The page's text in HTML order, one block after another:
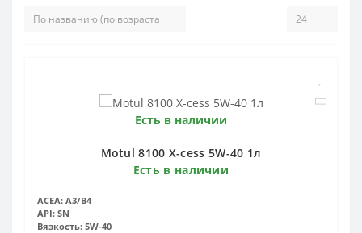
Есть в наличии
Motul 8100 X-cess 5W-40 1л
Есть в наличии
ACEA: A3/B4
API: SN
Вязкость: 5W-40